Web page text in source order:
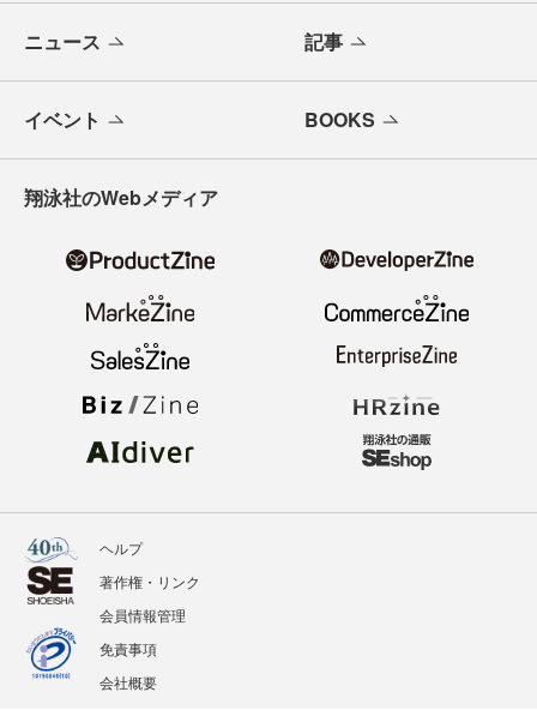
ニュース 記事
イベント BOOKS
翔泳社のWebメディア
ヘルプ
著作権・リンク
会員情報管理
免責事項
会社概要